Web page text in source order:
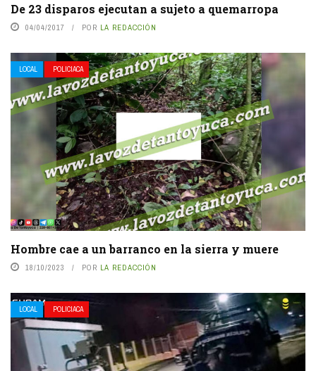
De 23 disparos ejecutan a sujeto a quemarropa
04/04/2017 POR LA REDACCIÓN
LOCAL POLICIACA
Hombre cae a un barranco en la sierra y muere
18/10/2023 POR LA REDACCIÓN
LOCAL POLICIACA